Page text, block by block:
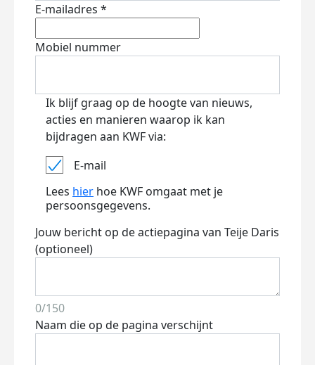
E-mailadres *
Mobiel nummer
Ik blijf graag op de hoogte van nieuws,
acties en manieren waarop ik kan
bijdragen aan KWF via:
E-mail
Lees hier hoe KWF omgaat met je
persoonsgegevens.
Jouw bericht op de actiepagina van Teije Daris
(optioneel)
0/150
Naam die op de pagina verschijnt